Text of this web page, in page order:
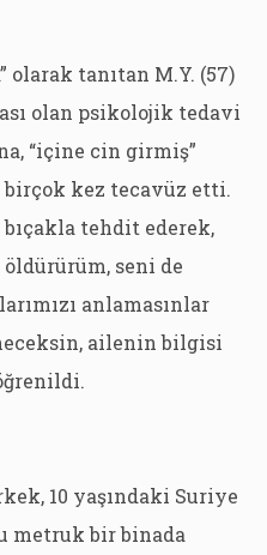
olarak tanıtan M.Y. (57)
olan psikolojik tedavi
“içine cin girmiş”
birçok kez tecavüz etti.
bıçakla tehdit ederek,
seni de
anlamasınlar
ailenin bilgisi
10 yaşındaki Suriye
metruk bir binada